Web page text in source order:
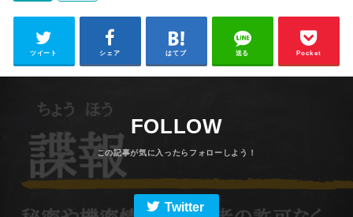
ツイート シェア はてブ 送る Pocket
FOLLOW
Twitter